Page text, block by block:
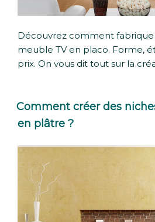
Découvrez comment
meuble TV en placo. Forme,
prix. On vous dit tout sur la
Comment créer des
en plâtre ?